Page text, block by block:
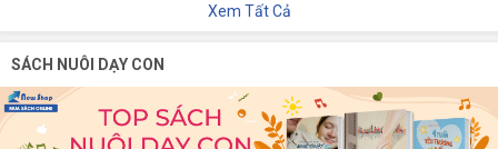
Xem Tất Cả
SÁCH NUÔI DẠY CON